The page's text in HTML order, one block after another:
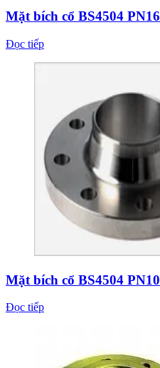
Mặt bích cổ BS4504 PN16
Đọc tiếp
Mặt bích cổ BS4504 PN10
Đọc tiếp